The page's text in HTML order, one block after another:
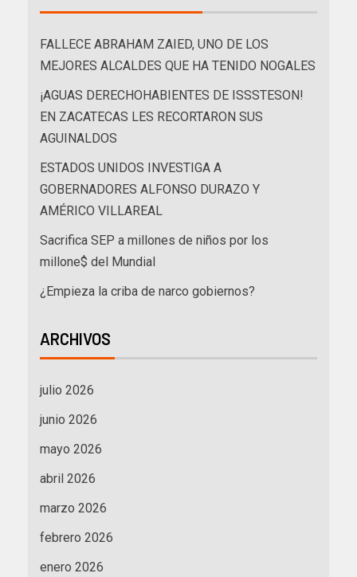
FALLECE ABRAHAM ZAIED, UNO DE LOS
MEJORES ALCALDES QUE HA TENIDO NOGALES
¡AGUAS DERECHOHABIENTES DE ISSSTESON!
EN ZACATECAS LES RECORTARON SUS
AGUINALDOS
ESTADOS UNIDOS INVESTIGA A
GOBERNADORES ALFONSO DURAZO Y
AMÉRICO VILLAREAL
Sacrifica SEP a millones de niños por los
millone$ del Mundial
¿Empieza la criba de narco gobiernos?
ARCHIVOS
julio 2026
junio 2026
mayo 2026
abril 2026
marzo 2026
febrero 2026
enero 2026